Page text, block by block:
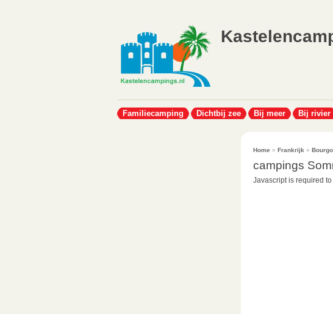
Familiecamping Dichtbij zee Bij meer Bij rivier
Home » Frankrijk »
campings
Javascript is required